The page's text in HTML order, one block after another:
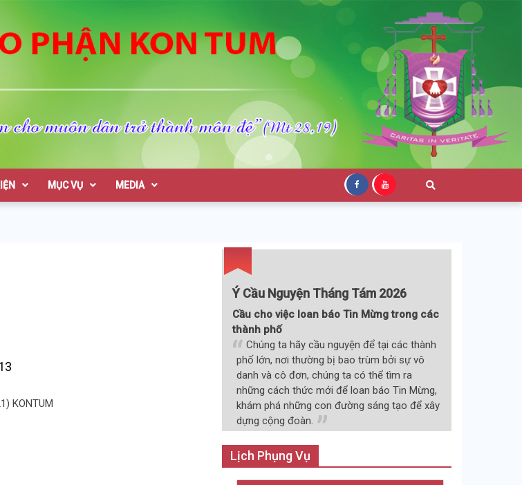
MỤC VỤ MEDIA
KONTUM
Ý Cầu Nguyện Tháng Tám 2026
Cầu cho việc loan báo Tin Mừng trong các
thành phố
Chúng ta hãy cầu nguyện để tại các thành
phố lớn, nơi thường bị bao trùm bởi sự vô
danh và cô đơn, chúng ta có thể tìm ra
những cách thức mới để loan báo Tin Mừng,
khám phá những con đường sáng tạo để xây
dựng cộng đoàn.
Lịch Phụng Vụ